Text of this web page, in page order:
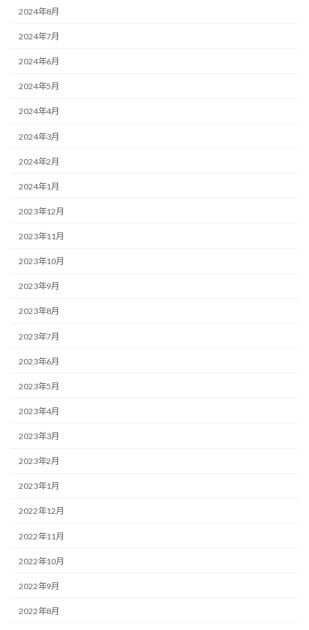
2024年8月
2024年7月
2024年6月
2024年5月
2024年4月
2024年3月
2024年2月
2024年1月
2023年12月
2023年11月
2023年10月
2023年9月
2023年8月
2023年7月
2023年6月
2023年5月
2023年4月
2023年3月
2023年2月
2023年1月
2022年12月
2022年11月
2022年10月
2022年9月
2022年8月